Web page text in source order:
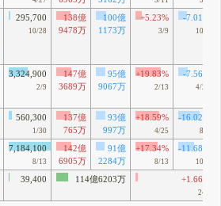
295,700
10/28
138億
9478万
100億
1173万
+5.23%
3/9
-7.01%
10/3
3,324,900
2/9
147億
3689万
95億
9067万
+19.83%
2/13
-7.56%
4/26
560,300
1/30
137億
765万
93億
997万
+18.59%
4/25
-16.02%
8/5
7,184,100
8/13
142億
6905万
91億
2284万
+17.34%
8/13
-11.68%
10/1
39,400 114億6203万 +1.66%
241